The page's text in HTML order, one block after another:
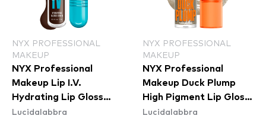
NYX PROFESSIONAL
MAKEUP
NYX Professional
Makeup Lip I.V.
Hydrating Lip Gloss
Stain - 06 Espresso
Lucidalabbra
NYX PROFESSIONAL
MAKEUP
NYX Professional
Makeup Duck Plump
High Pigment Lip Gloss
- 20 Quazy Silver
Lucidalabbra